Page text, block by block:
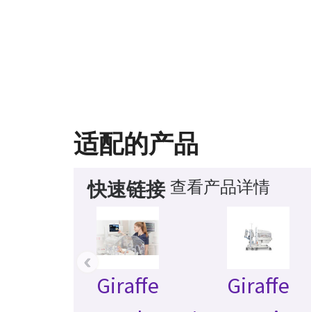
适配的产品
快速链接 查看产品详情
Giraffe
Giraffe
‹